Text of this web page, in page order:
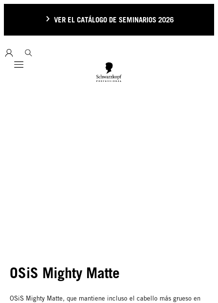
VER EL CATÁLOGO DE SEMINARIOS 2026
Mobile navigation
OSiS Mighty Matte
OSiS Mighty Matte, que mantiene incluso el cabello más grueso en